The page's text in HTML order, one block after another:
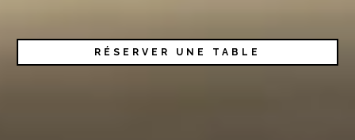
RÉSERVER UNE TABLE